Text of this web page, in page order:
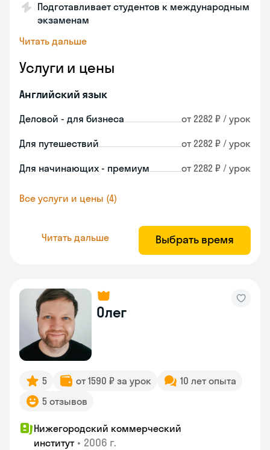
Подготавливает студентов к международным
экзаменам
Читать дальше
Услуги и цены
Английский язык
Деловой - для бизнеса от 2282 ₽ / урок
Для путешествий от 2282 ₽ / урок
Для начинающих - премиум от 2282 ₽ / урок
Все услуги и цены (4)
Читать дальше Выбрать время
Олег
5 от 1590 ₽ за урок
10 лет опыта
5 отзывов
Нижегородский коммерческий
институт • 2006 г.